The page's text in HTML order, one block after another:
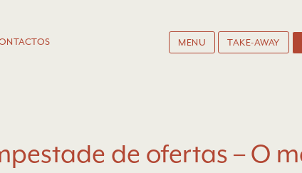
MENU TAKE-AWAY
de ofertas – O